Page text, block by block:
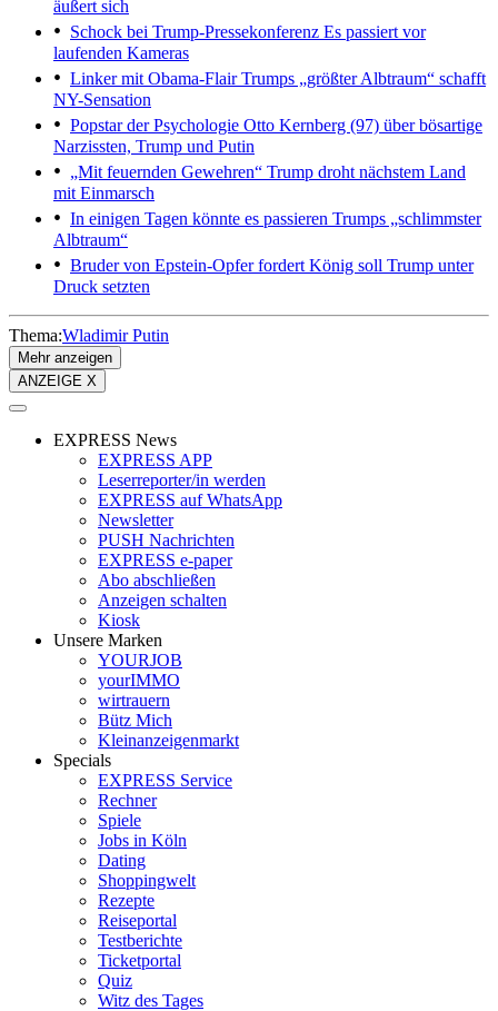
äußert sich
Schock bei Trump-Pressekonferenz Es passiert vor
laufenden Kameras
Linker mit Obama-FlairTrumps „größter Albtraum“ schafft
NY-Sensation
Popstar der Psychologie Otto Kernberg (97) über bösartige
Narzissten, Trump und Putin
„Mit feuernden Gewehren“ Trump droht nächstem Land
mit Einmarsch
In einigen Tagen könnte es passieren Trumps „schlimmster
Albtraum“
Bruder von Epstein-Opfer fordert König soll Trump unter
Druck setzten
Thema:Wladimir Putin
Mehr anzeigen
ANZEIGE X
EXPRESS News
EXPRESS APP
Leserreporter/in werden
EXPRESS auf WhatsApp
Newsletter
PUSH Nachrichten
EXPRESS e-paper
Abo abschließen
Anzeigen schalten
Kiosk
Unsere Marken
YOURJOB
yourIMMO
wirtrauern
Bütz Mich
Kleinanzeigenmarkt
Specials
EXPRESS Service
Rechner
Spiele
Jobs in Köln
Dating
Shoppingwelt
Rezepte
Reiseportal
Testberichte
Ticketportal
Quiz
Witz des Tages